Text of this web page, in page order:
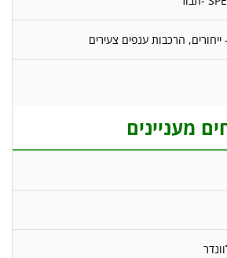
הרכבות ענפים צעירים
מעניינים